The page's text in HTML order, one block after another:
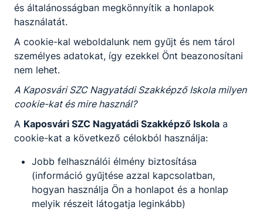
és általánosságban megkönnyítik a honlapok
használatát.
A cookie-kal weboldalunk nem gyűjt és nem tárol
személyes adatokat, így ezekkel Önt beazonosítani
nem lehet.
A Kaposvári SZC Nagyatádi Szakképző Iskola milyen
cookie-kat és mire használ?
A Kaposvári SZC Nagyatádi Szakképző Iskola a
cookie-kat a következő célokból használja:
Jobb felhasználói élmény biztosítása
(információ gyűjtése azzal kapcsolatban,
hogyan használja Ön a honlapot és a honlap
melyik részeit látogatja leginkább)